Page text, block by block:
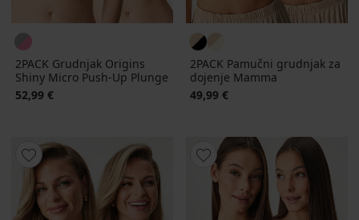
2PACK Grudnjak Origins
Shiny Micro Push-Up Plunge
52,99 €
2PACK Pamučni grudnjak za
dojenje Mamma
49,99 €